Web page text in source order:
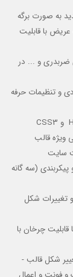
به صورت برگه
با قابلیت
ضربدری و ... در
و تنظیمات حرفه
ویژه قالب
سایت
(سه گانه
تغییرات شکل
قابلیت چرخان با
شکل قالب -